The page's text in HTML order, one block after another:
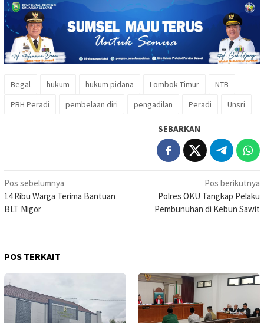
Begal hukum hukum pidana Lombok Timur
NTB
PBH Peradi
pembelaan diri pengadilan Peradi Unsri
SEBARKAN
Navigasi
pos
Pos sebelumnya
14 Ribu Warga Terima Bantuan
BLT Migor
Pos berikutnya
Polres OKU Tangkap Pelaku
Pembunuhan di Kebun Sawit
POS TERKAIT